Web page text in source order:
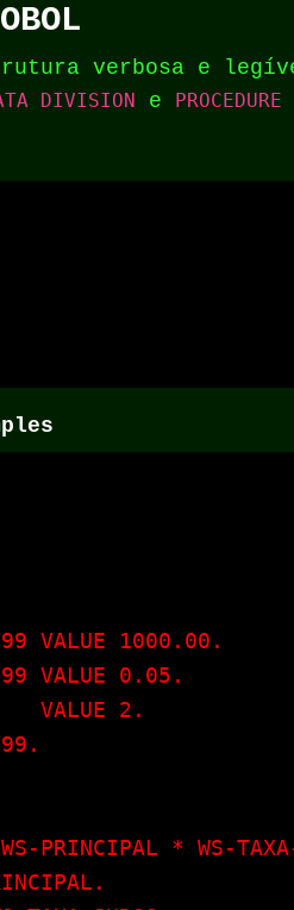
verbosa e
DIVISION e
VALUE 1000.00.
VALUE 0.05.
VALUE 2.
PRINCIPAL * WS-